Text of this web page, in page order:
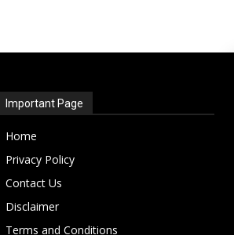
Important Page
Home
Privacy Policy
Contact Us
Disclaimer
Terms and Conditions